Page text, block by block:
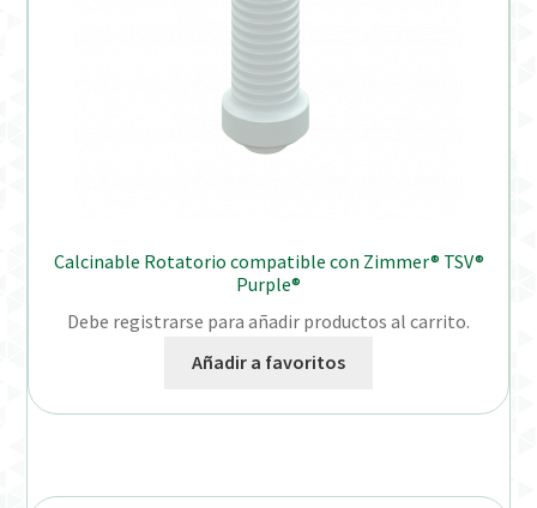
Calcinable Rotatorio compatible con Zimmer® TSV®
Purple®
Debe registrarse para añadir productos al carrito.
Añadir a favoritos